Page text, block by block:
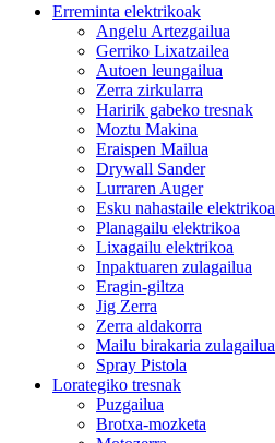
Erreminta elektrikoak
Angelu Artezgailua
Gerriko Lixatzailea
Autoen leungailua
Zerra zirkularra
Haririk gabeko tresnak
Moztu Makina
Eraispen Mailua
Drywall Sander
Lurraren Auger
Esku nahastaile elektrikoa
Planagailu elektrikoa
Lixagailu elektrikoa
Inpaktuaren zulagailua
Eragin-giltza
Jig Zerra
Zerra aldakorra
Mailu birakaria zulagailua
Spray Pistola
Lorategiko tresnak
Puzgailua
Brotxa-mozketa